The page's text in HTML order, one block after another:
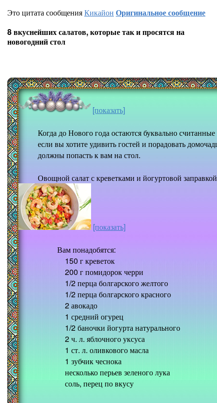
Это цитата сообщенияКикайон Оригинальное сообщение
8 вкуснейших салатов, которые так и просятся на
новогодний стол
[показать]
Когда до Нового года остаются буквально
если вы хотите удивить гостей и порадовать
должны попасть к вам на стол.
Овощной салат с креветками и йогуртовой заправкой
[показать]
Вам понадобятся:
150 г креветок
200 г помидорок черри
1/2 перца болгарского желтого
1/2 перца болгарского красного
2 авокадо
1 средний огурец
1/2 баночки йогурта натурального
2 ч. л. яблочного уксуса
1 ст. л. оливкового масла
1 зубчик чеснока
несколько перьев зеленого лука
соль, перец по вкусу